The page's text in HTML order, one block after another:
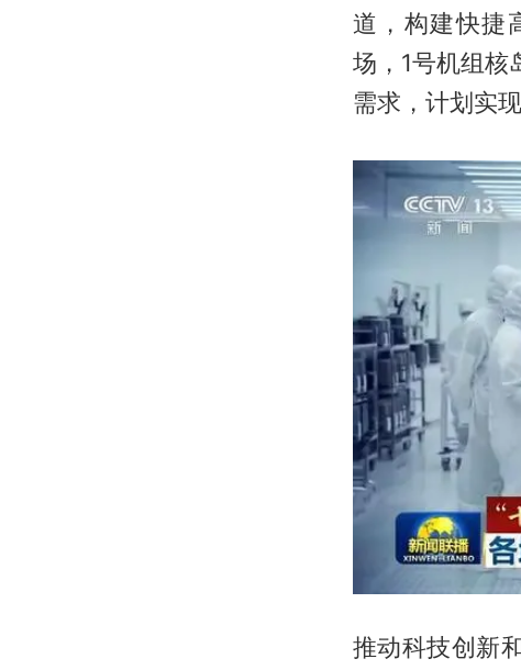
道，构建快捷
场，1号机组核
需求，计划实
推动科技创新